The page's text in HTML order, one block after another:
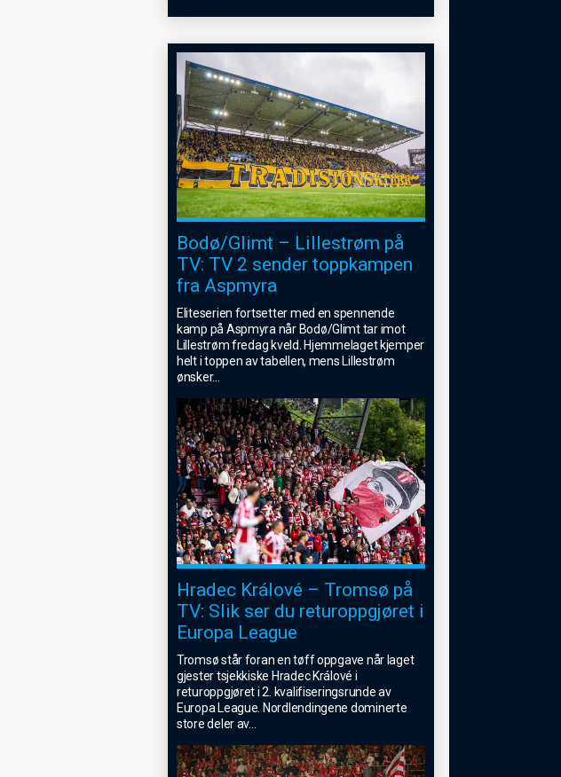
Bodø/Glimt – Lillestrøm på
TV: TV 2 sender toppkampen
fra Aspmyra
Eliteserien fortsetter med en spennende
kamp på Aspmyra når Bodø/Glimt tar imot
Lillestrøm fredag kveld. Hjemmelaget kjemper
helt i toppen av tabellen, mens Lillestrøm
ønsker...
Hradec Králové – Tromsø på
TV: Slik ser du returoppgjøret i
Europa League
Tromsø står foran en tøff oppgave når laget
gjester tsjekkiske Hradec Králové i
returoppgjøret i 2. kvalifiseringsrunde av
Europa League. Nordlendingene dominerte
store deler av...